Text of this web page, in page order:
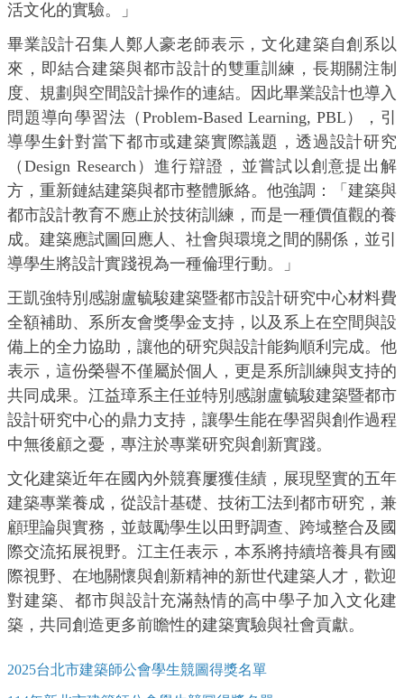
活文化的實驗。」
畢業設計召集人鄭人豪老師表示，文化建築自創系以
來，即結合建築與都市設計的雙重訓練，長期關注制
度、規劃與空間設計操作的連結。因此畢業設計也導入
問題導向學習法（Problem-Based Learning, PBL），引
導學生針對當下都市或建築實際議題，透過設計研究
（Design Research）進行辯證，並嘗試以創意提出解
方，重新鏈結建築與都市整體脈絡。他強調：「建築與
都市設計教育不應止於技術訓練，而是一種價值觀的養
成。建築應試圖回應人、社會與環境之間的關係，並引
導學生將設計實踐視為一種倫理行動。」
王凱強特別感謝盧毓駿建築暨都市設計研究中心材料費
全額補助、系所友會獎學金支持，以及系上在空間與設
備上的全力協助，讓他的研究與設計能夠順利完成。他
表示，這份榮譽不僅屬於個人，更是系所訓練與支持的
共同成果。江益璋系主任並特別感謝盧毓駿建築暨都市
設計研究中心的鼎力支持，讓學生能在學習與創作過程
中無後顧之憂，專注於專業研究與創新實踐。
文化建築近年在國內外競賽屢獲佳績，展現堅實的五年
建築專業養成，從設計基礎、技術工法到都市研究，兼
顧理論與實務，並鼓勵學生以田野調查、跨域整合及國
際交流拓展視野。江主任表示，本系將持續培養具有國
際視野、在地關懷與創新精神的新世代建築人才，歡迎
對建築、都市與設計充滿熱情的高中學子加入文化建
築，共同創造更多前瞻性的建築實驗與社會貢獻。
2025台北市建築師公會學生競圖得獎名單